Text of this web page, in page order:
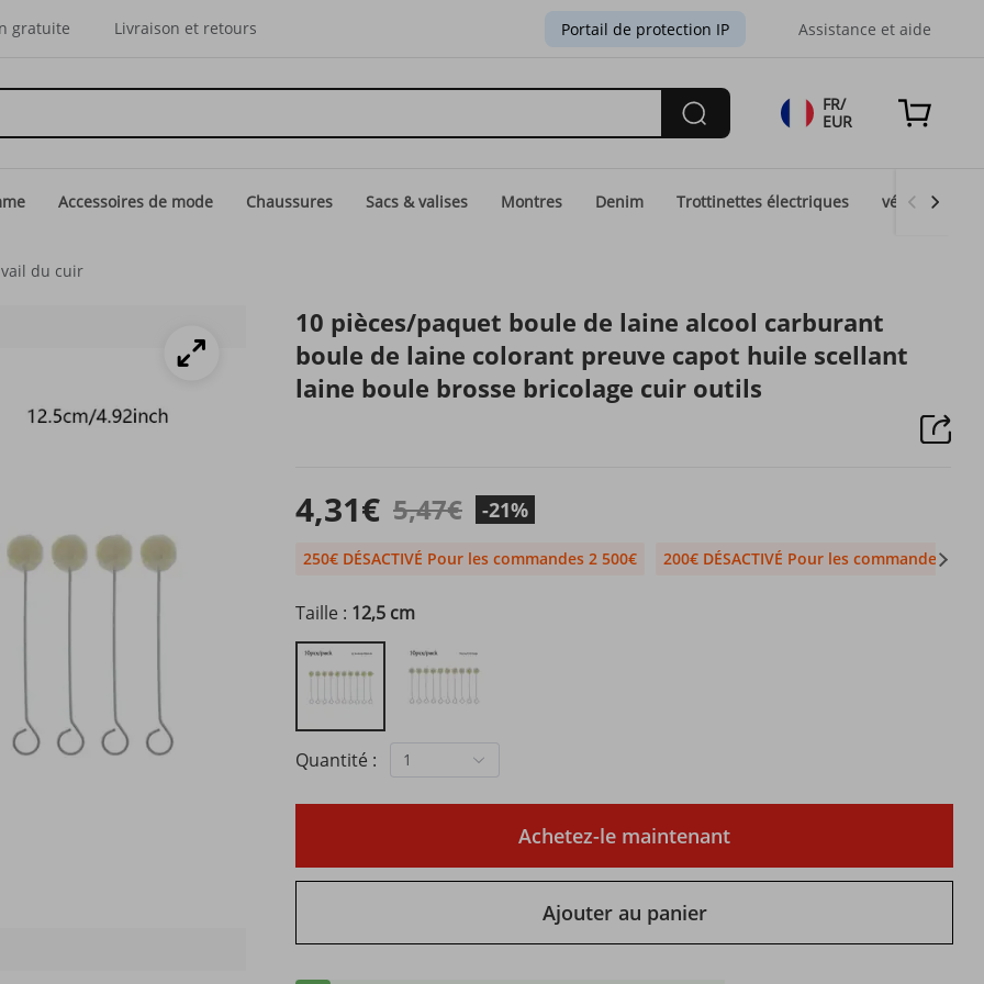
gratuite Livraison et retours Portail de protection IP Assistance et aide
FR/
EUR
Accessoires de mode Chaussures Sacs & valises Montres Denim Trottinettes électriques vélos
du cuir
10 pièces/paquet boule de laine alcool carburant
boule de laine colorant preuve capot huile scellant
laine boule brosse bricolage cuir outils
4,31€ 5,47€ -21%
250€ DÉSACTIVÉ Pour les commandes 2 500€ 200€ DÉSACTIVÉ Pour les commandes 1
Taille : 12,5 cm
Quantité : 1
Achetez-le maintenant
Ajouter au panier